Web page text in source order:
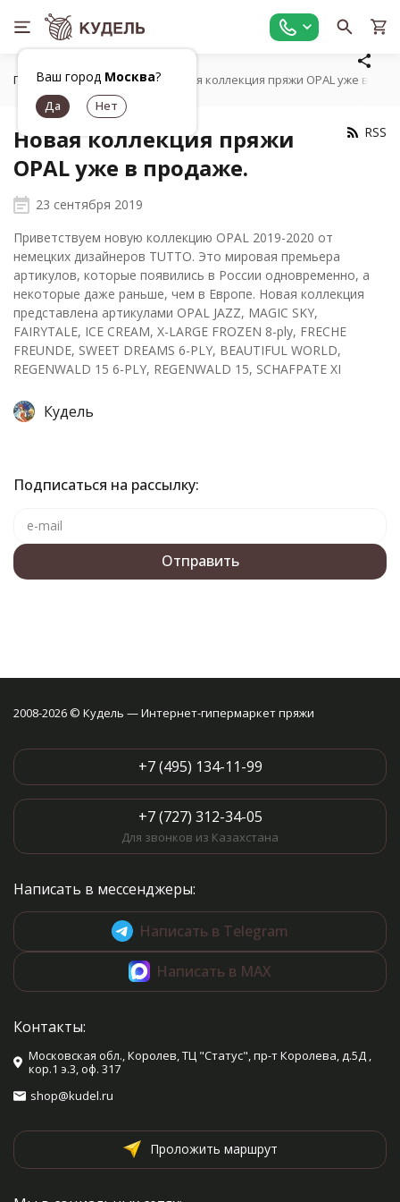
Ваш город Москва?
Главная Новости Новая коллекция пряжи OPAL уже в
Новая коллекция пряжи
OPAL уже в продаже.
RSS
23 сентября 2019
Приветствуем новую коллекцию OPAL 2019-2020 от
немецких дизайнеров TUTTO. Это мировая премьера
артикулов, которые появились в России одновременно, а
некоторые даже раньше, чем в Европе. Новая коллекция
представлена артикулами OPAL JAZZ, MAGIC SKY,
FAIRYTALE, ICE CREAM, X-LARGE FROZEN 8-ply, FRECHE
FREUNDE, SWEET DREAMS 6-PLY, BEAUTIFUL WORLD,
REGENWALD 15 6-PLY, REGENWALD 15, SCHAFPATE XI
Кудель
Подписаться на рассылку:
2008-2026 © Кудель — Интернет-гипермаркет пряжи
+7 (495) 134-11-99
+7 (727) 312-34-05
Для звонков из Казахстана
Написать в мессенджеры:
Написать в Telegram
Написать в MAX
Контакты:
Московская обл., Королев, ТЦ "Статус", пр-т Королева, д.5Д ,
кор.1 э.3, оф. 317
shop@kudel.ru
Проложить маршрут